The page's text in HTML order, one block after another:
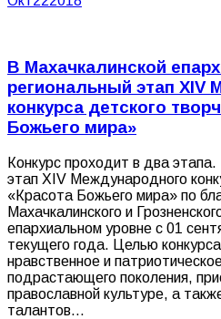
В Махачкалинской
региональный этап XIV
конкурса детского
Божьего мира»
Конкурс проходит в два
этап XIV Международного
«Красота Божьего мира» по
Махачкалинского и
епархиальном уровне с 01
текущего года. Целью
нравственное и
подрастающего поколения,
православной культуре, а
талантов…